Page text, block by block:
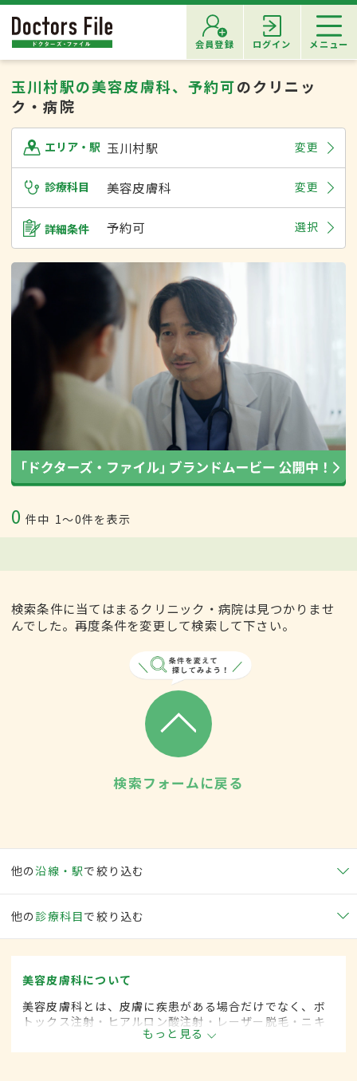
会員登録 ログイン メニュー
玉川村駅の美容皮膚科、予約可のクリニッ
ク・病院
エリア・駅 玉川村駅 変更
診療科目 美容皮膚科 変更
詳細条件 予約可 選択
0 件中 1〜0件を表示
検索条件に当てはまるクリニック・病院は見つかりませ
んでした。再度条件を変更して検索して下さい。
検索フォームに戻る
他の沿線・駅で絞り込む
他の 診療科目で絞り込む
美容皮膚科について
美容皮膚科とは、皮膚に疾患がある場合だけでなく、ボ
トックス注射・ヒアルロン酸注射・レーザー脱毛・ニキ
ビ治療など美容を目的として行われる皮膚科の診療分野
です。
もっと見る